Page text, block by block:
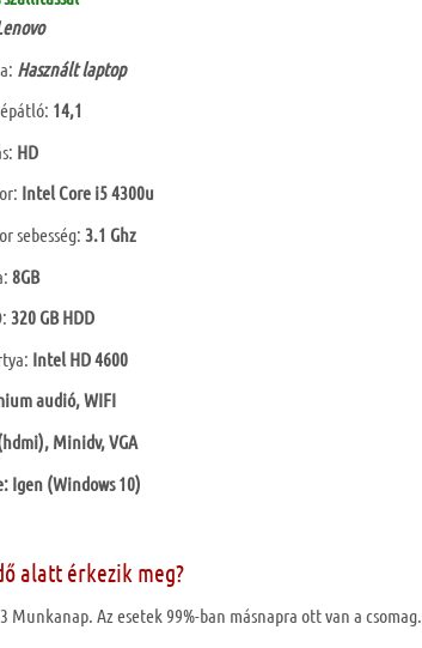
65
000 Ft.
Használt laptop
14,1
HD
Intel Core i5 4300u
sebesség: 3.1 Ghz
8GB
320 GB HDD
Intel HD 4600
audió, WIFI
Minidv, VGA
Igen (Windows 10)
alatt érkezik meg?
Munkanap. Az esetek 99%-ban másnapra ott van a csomag.